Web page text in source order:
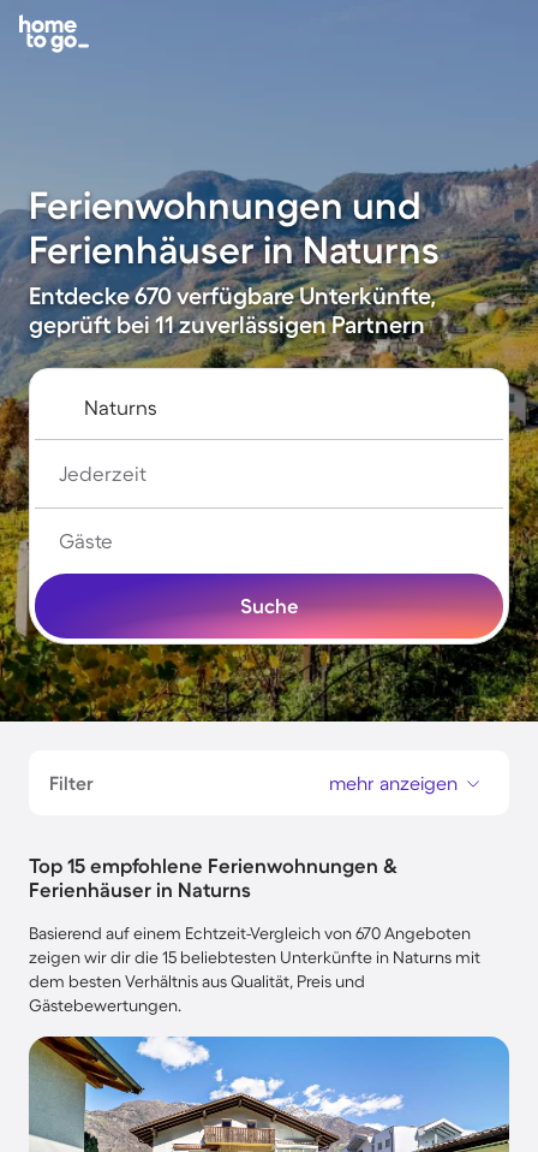
Ferienwohnungen und
Ferienhäuser in Naturns
Entdecke 670 verfügbare Unterkünfte,
geprüft bei 11 zuverlässigen Partnern
Jederzeit
Gäste
Suche
Filter mehr anzeigen
Top 15 empfohlene Ferienwohnungen &
Ferienhäuser in Naturns
Basierend auf einem Echtzeit-Vergleich von 670 Angeboten
zeigen wir dir die 15 beliebtesten Unterkünfte in Naturns mit
dem besten Verhältnis aus Qualität, Preis und
Gästebewertungen.